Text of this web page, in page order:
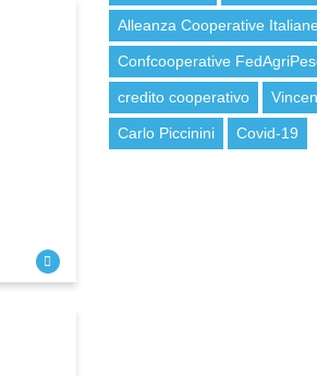
Alleanza Cooperative Italiane
Confcooperative
credito cooperativo
Carlo Piccinini Covid-19